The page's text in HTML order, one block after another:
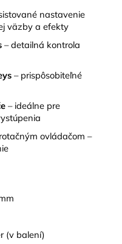
nastavenie
väzby a efekty
– detailná kontrola
– prispôsobiteľné
– ideálne pre
ovládačom –
(v balení)